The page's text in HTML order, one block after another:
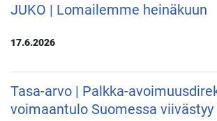
JUKO | Lomailemme heinäkuun
17.6.2026
Tasa-arvo | Palkka-
voimaantulo Suomessa viivästyy